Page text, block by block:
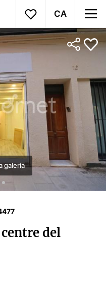
CA
galeria
del